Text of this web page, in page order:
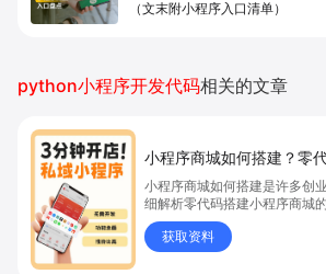
（文末附小程序入口清单）
python小程序开发代码相关的文章
小程序商城如何搭建？零
小程序商城如何搭建是许多创
细解析零代码搭建小程序商城
商城、商城搭建与零代码开店
品上架、全渠道销售及高效会
货新模式。点击获取详细操作指
获取资料